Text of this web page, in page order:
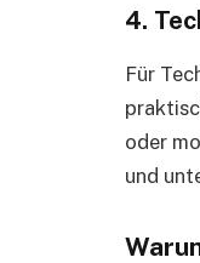
4.
Für
oder
und